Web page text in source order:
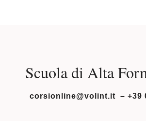
Scuola di Alta
corsionline@volint.it – +39